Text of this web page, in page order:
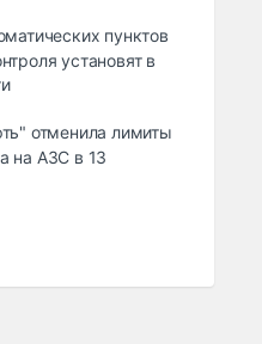
пунктов
установят в
отменила лимиты
на АЗС в 13